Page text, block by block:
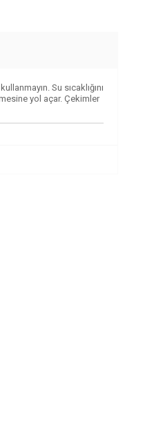
Su sıcaklığını
yol açar. Çekimler